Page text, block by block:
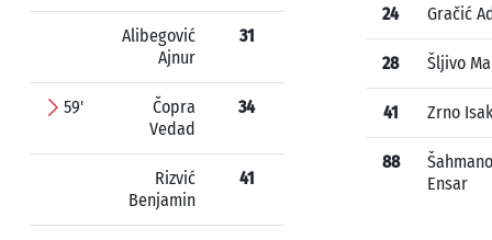
Alibegović
Ajnur
31
59'
Čopra
Vedad
34
Rizvić
Benjamin
41
24 Gračić
28 Šljivo
41 Zrno Isak
88
Ensar